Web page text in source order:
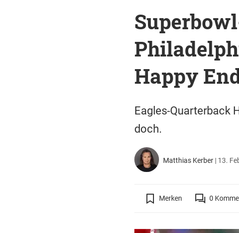
Happy
Eagles-Quarterback
doch.
Matthias Kerber | 13.
Merken 0